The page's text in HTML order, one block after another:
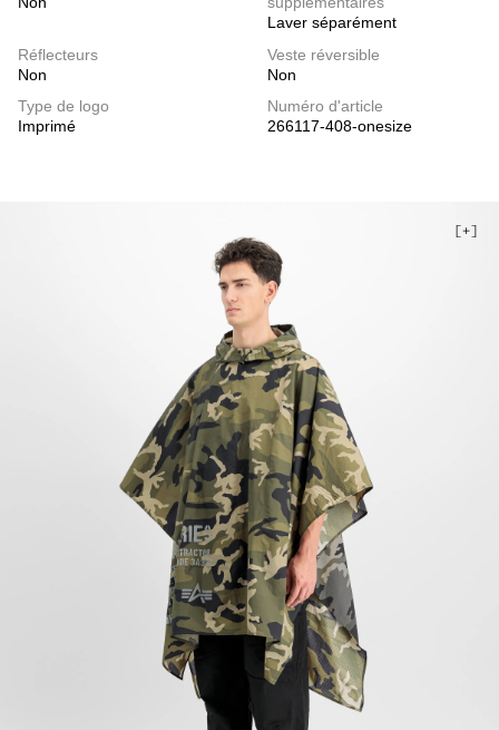
Laver séparément
Réflecteurs
Non
Veste réversible
Non
Type de logo
Imprimé
Numéro d'article
266117-408-onesize